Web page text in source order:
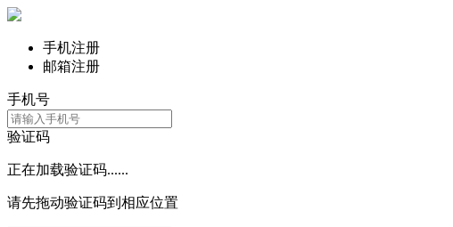
手机注册
邮箱注册
手机号
验证码
正在加载验证码......
请先拖动验证码到相应位置